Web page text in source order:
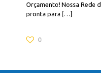
Orçamento! Nossa Rede
pronta para […]
0